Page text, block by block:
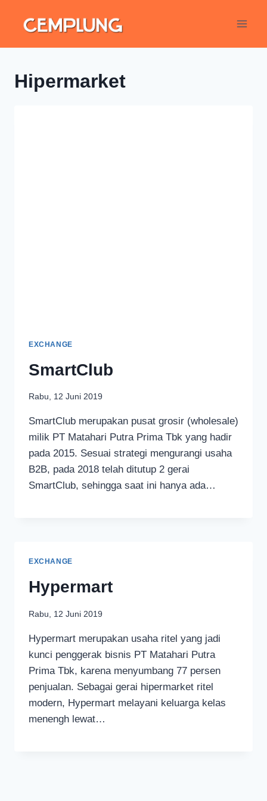
Hipermarket
EXCHANGE
SmartClub
Rabu, 12 Juni 2019
SmartClub merupakan pusat grosir (wholesale)
milik PT Matahari Putra Prima Tbk yang hadir
pada 2015. Sesuai strategi mengurangi usaha
B2B, pada 2018 telah ditutup 2 gerai
SmartClub, sehingga saat ini hanya ada…
EXCHANGE
Hypermart
Rabu, 12 Juni 2019
Hypermart merupakan usaha ritel yang jadi
kunci penggerak bisnis PT Matahari Putra
Prima Tbk, karena menyumbang 77 persen
penjualan. Sebagai gerai hipermarket ritel
modern, Hypermart melayani keluarga kelas
menengh lewat…